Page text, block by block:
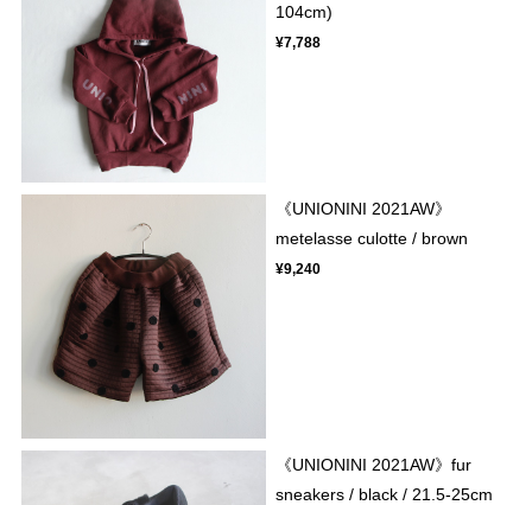
104cm)
¥7,788
《UNIONINI 2021AW》
metelasse culotte / brown
¥9,240
《UNIONINI 2021AW》fur
sneakers / black / 21.5-25cm